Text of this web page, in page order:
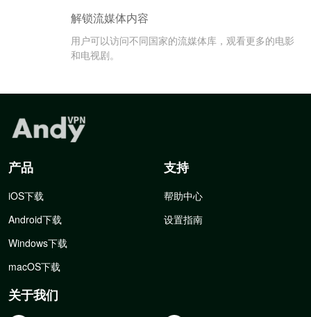
解锁流媒体内容
用户可以访问不同国家的流媒体库，观看更多的电影
和电视剧。
产品
iOS下载
Android下载
Windows下载
macOS下载
支持
帮助中心
设置指南
关于我们